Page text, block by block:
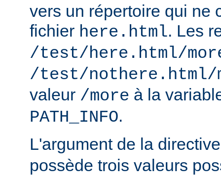
vers un répertoire qui ne
fichier here.html. Les
/test/here.html/
/test/nothere.html/
valeur /more à la
PATH_INFO.
L'argument de la
possède trois valeurs